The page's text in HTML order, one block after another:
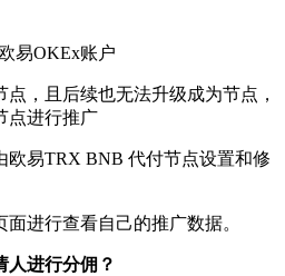
易OKEx账户
，且后续也无法升级成为节点，
点进行推广
欧易TRX BNB 代付节点设置和修
进行查看自己的推广数据。
人进行分佣？